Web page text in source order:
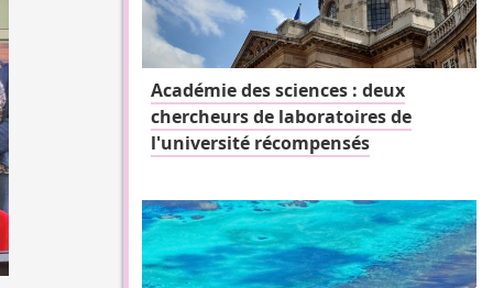
Académie des sciences : deux
chercheurs de laboratoires de
l'université récompensés